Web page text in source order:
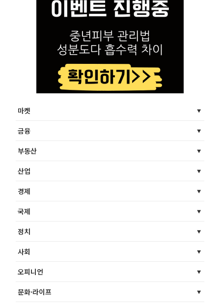
마켓
금융
부동산
산업
경제
국제
정치
사회
오피니언
문화·라이프